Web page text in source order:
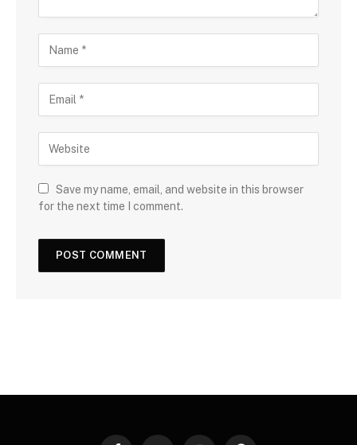
Save my name, email, and website in this browser
for the next time I comment.